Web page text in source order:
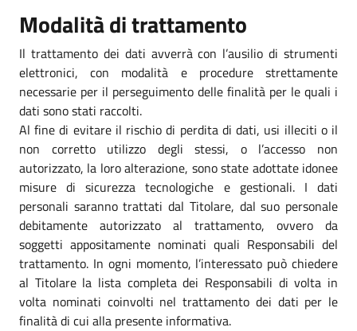
Modalità di trattamento
Il trattamento dei dati avverrà con l’ausilio di strumenti
elettronici, con modalità e procedure strettamente
necessarie per il perseguimento delle finalità per le quali i
dati sono stati raccolti.
Al fine di evitare il rischio di perdita di dati, usi illeciti o il
non corretto utilizzo degli stessi, o l’accesso non
autorizzato, la loro alterazione, sono state adottate idonee
misure di sicurezza tecnologiche e gestionali. I dati
personali saranno trattati dal Titolare, dal suo personale
debitamente autorizzato al trattamento, ovvero da
soggetti appositamente nominati quali Responsabili del
trattamento. In ogni momento, l’interessato può chiedere
al Titolare la lista completa dei Responsabili di volta in
volta nominati coinvolti nel trattamento dei dati per le
finalità di cui alla presente informativa.